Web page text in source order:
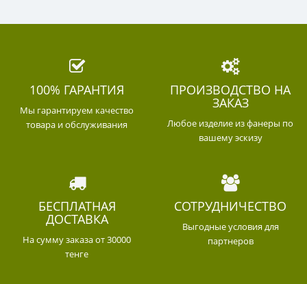
100% ГАРАНТИЯ
Мы гарантируем качество
товара и обслуживания
ПРОИЗВОДСТВО НА
ЗАКАЗ
Любое изделие из фанеры по
вашему эскизу
БЕСПЛАТНАЯ
ДОСТАВКА
На сумму заказа от 30000
тенге
СОТРУДНИЧЕСТВО
Выгодные условия для
партнеров